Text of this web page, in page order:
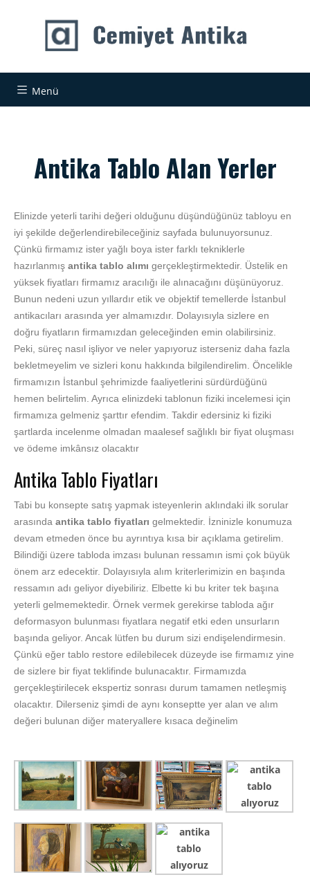
Menü
Antika Tablo Alan Yerler
Elinizde yeterli tarihi değeri olduğunu düşündüğünüz tabloyu en
iyi şekilde değerlendirebileceğiniz sayfada bulunuyorsunuz.
Çünkü firmamız ister yağlı boya ister farklı tekniklerle
hazırlanmış antika tablo alımı gerçekleştirmektedir. Üstelik en
yüksek fiyatları firmamız aracılığı ile alınacağını düşünüyoruz.
Bunun nedeni uzun yıllardır etik ve objektif temellerde İstanbul
antikacıları arasında yer almamızdır. Dolayısıyla sizlere en
doğru fiyatların firmamızdan geleceğinden emin olabilirsiniz.
Peki, süreç nasıl işliyor ve neler yapıyoruz isterseniz daha fazla
bekletmeyelim ve sizleri konu hakkında bilgilendirelim. Öncelikle
firmamızın İstanbul şehrimizde faaliyetlerini sürdürdüğünü
hemen belirtelim. Ayrıca elinizdeki tablonun fiziki incelemesi için
firmamıza gelmeniz şarttır efendim. Takdir edersiniz ki fiziki
şartlarda incelenme olmadan maalesef sağlıklı bir fiyat oluşması
ve ödeme imkânsız olacaktır
Antika Tablo Fiyatları
Tabi bu konsepte satış yapmak isteyenlerin aklındaki ilk sorular
arasında antika tablo fiyatları gelmektedir. İzninizle konumuza
devam etmeden önce bu ayrıntıya kısa bir açıklama getirelim.
Bilindiği üzere tabloda imzası bulunan ressamın ismi çok büyük
önem arz edecektir. Dolayısıyla alım kriterlerimizin en başında
ressamın adı geliyor diyebiliriz. Elbette ki bu kriter tek başına
yeterli gelmemektedir. Örnek vermek gerekirse tabloda ağır
deformasyon bulunması fiyatlara negatif etki eden unsurların
başında geliyor. Ancak lütfen bu durum sizi endişelendirmesin.
Çünkü eğer tablo restore edilebilecek düzeyde ise firmamız yine
de sizlere bir fiyat teklifinde bulunacaktır. Firmamızda
gerçekleştirilecek ekspertiz sonrası durum tamamen netleşmiş
olacaktır. Dilerseniz şimdi de aynı konseptte yer alan ve alım
değeri bulunan diğer materyallere kısaca değinelim